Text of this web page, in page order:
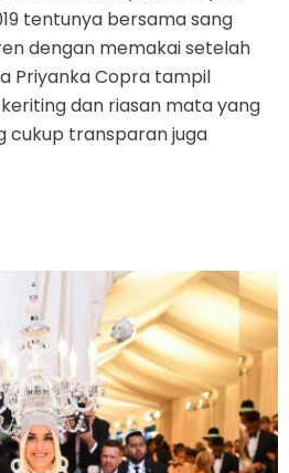
tentunya bersama sang
dengan memakai setelah
Priyanka Copra tampil
dan riasan mata yang
cukup transparan juga